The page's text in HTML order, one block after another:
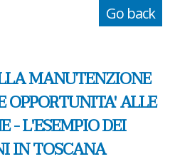
Go back
MANUTENZIONE
OPPORTUNITA' ALLE
- L'ESEMPIO DEI
IN TOSCANA